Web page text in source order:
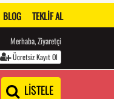
BLOG TEKLIF AL
Merhaba, Ziyaretçi
Ücretsiz Kayıt Ol
LİSTELE